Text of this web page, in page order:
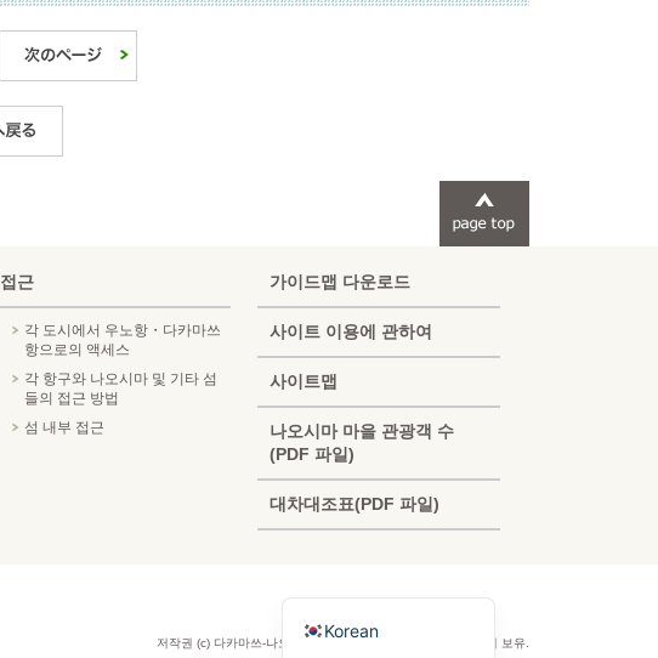
접근
각 도시에서 우노항・다카마쓰
항으로의 액세스
각 항구와 나오시마 및 기타 섬
들의 접근 방법
섬 내부 접근
가이드맵 다운로드
사이트 이용에 관하여
사이트맵
나오시마 마을 관광객 수
(PDF 파일)
대차대조표(PDF 파일)
저작권 (c) 다카마쓰-나오시마 관광 협회 공식 사이트. 모든 권리 보유.
Korean
Chinese (China)
Chinese (Taiwan)
French